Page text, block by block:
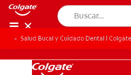
Salud Bucal y Cuidado Dental |